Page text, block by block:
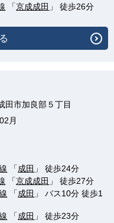
「京成成田 」 徒歩26分
田市加良部５丁目
月
「成田 」 徒歩24分
「京成成田 」 徒歩27分
「成田 」 バス10分 徒歩1
「成田 」 徒歩23分